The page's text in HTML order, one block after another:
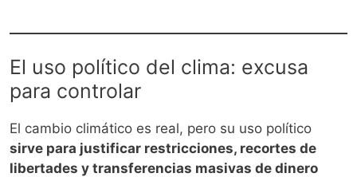
El uso político del clima: excusa
para controlar
El cambio climático es real, pero su uso político
sirve para justificar restricciones, recortes de
libertades y transferencias masivas de dinero